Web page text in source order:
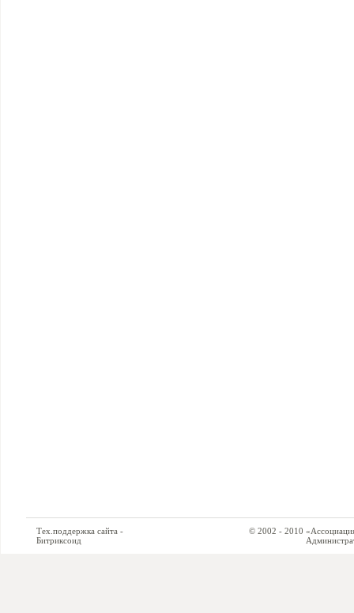
Тех.поддержка сайта -
Битриксоид
© 2002 - 2010 «Ассоциация